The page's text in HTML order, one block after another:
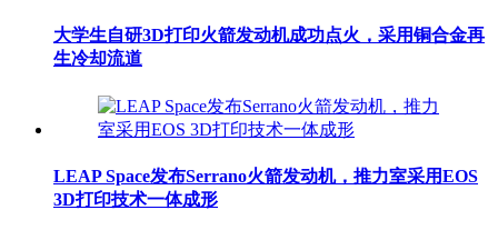
大学生自研3D打印火箭发动机成功点火，采用铜合金再
生冷却流道
LEAP Space发布Serrano火箭发动机，推力室采用EOS
3D打印技术一体成形